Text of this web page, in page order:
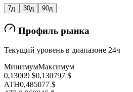
7д 30д 90д
Профиль рынка
Текущий уровень в диапазоне 24ч
МинимумМаксимум
0,13009 $0,130797 $
ATH0,485077 $